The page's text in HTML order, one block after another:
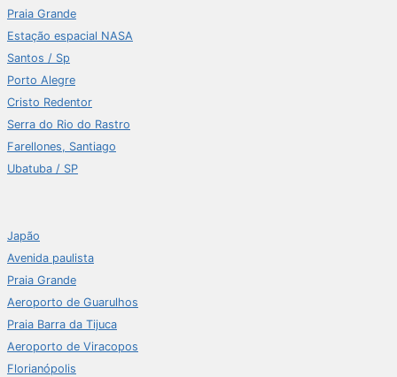
Praia Grande
Estação espacial NASA
Santos / Sp
Porto Alegre
Cristo Redentor
Serra do Rio do Rastro
Farellones, Santiago
Ubatuba / SP
Japão
Avenida paulista
Praia Grande
Aeroporto de Guarulhos
Praia Barra da Tijuca
Aeroporto de Viracopos
Florianópolis